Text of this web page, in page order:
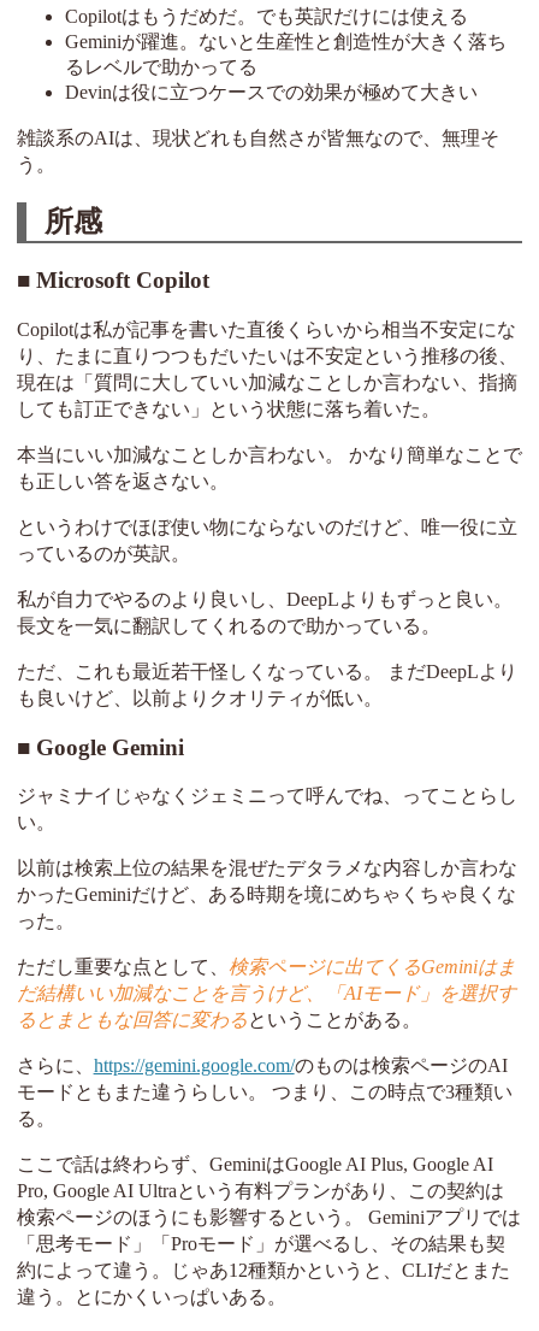
Copilotはもうだめだ。でも英訳だけには使える
Geminiが躍進。ないと生産性と創造性が大きく落ち
るレベルで助かってる
Devinは役に立つケースでの効果が極めて大きい
雑談系のAIは、現状どれも自然さが皆無なので、無理そ
う。
所感
Microsoft Copilot
Copilotは私が記事を書いた直後くらいから相当不安定にな
り、たまに直りつつもだいたいは不安定という推移の後、
現在は「質問に大していい加減なことしか言わない、指摘
しても訂正できない」という状態に落ち着いた。
本当にいい加減なことしか言わない。 かなり簡単なことで
も正しい答を返さない。
というわけでほぼ使い物にならないのだけど、唯一役に立
っているのが英訳。
私が自力でやるのより良いし、DeepLよりもずっと良い。
長文を一気に翻訳してくれるので助かっている。
ただ、これも最近若干怪しくなっている。 まだDeepLより
も良いけど、以前よりクオリティが低い。
Google Gemini
ジャミナイじゃなくジェミニって呼んでね、ってことらし
い。
以前は検索上位の結果を混ぜたデタラメな内容しか言わな
かったGeminiだけど、ある時期を境にめちゃくちゃ良くな
った。
ただし重要な点として、 検索ページに出てくるGeminiはま
だ結構いい加減なことを言うけど、「AIモード」を選択す
るとまともな回答に変わるということがある。
さらに、 https://gemini.google.com/のものは検索ページのAI
モードともまた違うらしい。 つまり、この時点で3種類い
る。
ここで話は終わらず、GeminiはGoogle AI Plus, Google AI
Pro, Google AI Ultraという有料プランがあり、この契約は
検索ページのほうにも影響するという。 Geminiアプリでは
「思考モード」「Proモード」が選べるし、その結果も契
約によって違う。じゃあ12種類かというと、CLIだとまた
違う。とにかくいっぱいある。